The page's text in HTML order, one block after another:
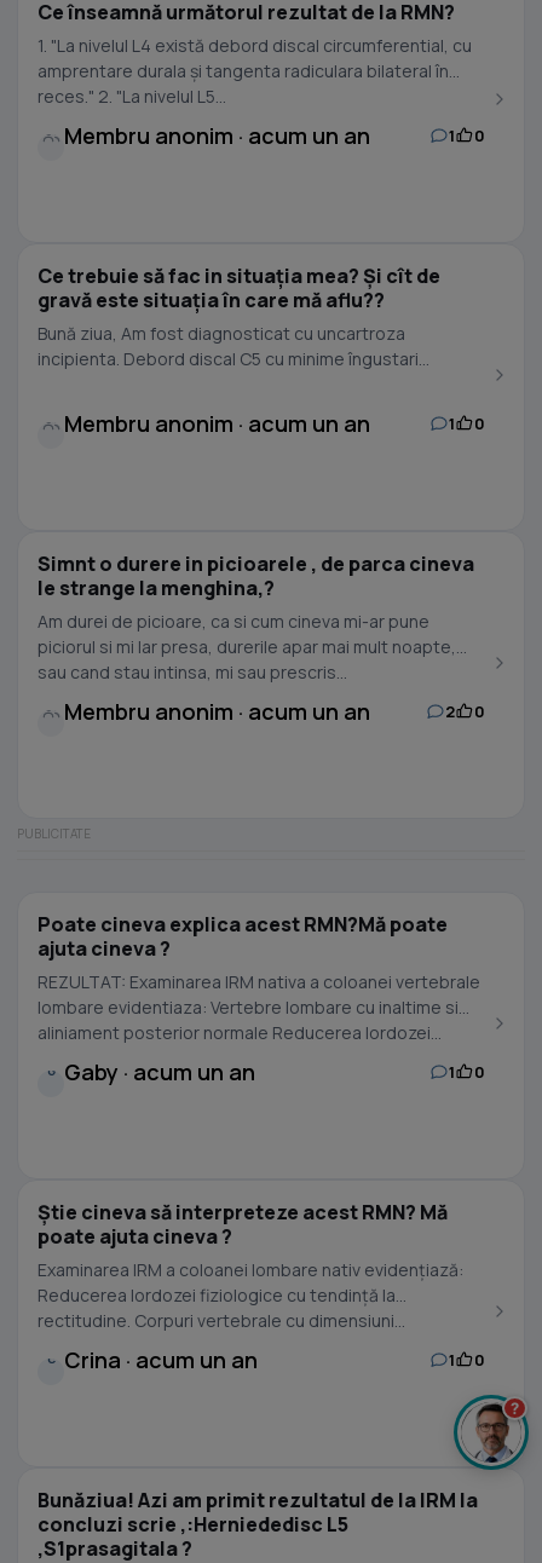
Ce înseamnă următorul rezultat de la RMN?
1. "La nivelul L4 există debord discal circumferential, cu
amprentare durala și tangenta radiculara bilateral în
reces." 2. "La nivelul L5...
Membru anonim · acum un an 1 0
Ce trebuie să fac in situația mea? Și cît de
gravă este situația în care mă aflu??
Bună ziua, Am fost diagnosticat cu uncartroza
incipienta. Debord discal C5 cu minime îngustari...
Membru anonim · acum un an 1 0
Simnt o durere in picioarele , de parca cineva
le strange la menghina,?
Am durei de picioare, ca si cum cineva mi-ar pune
piciorul si mi lar presa, durerile apar mai mult noapte,
sau cand stau intinsa, mi sau prescris...
Membru anonim · acum un an 2 0
Poate cineva explica acest RMN?Mă poate
ajuta cineva ?
REZULTAT: Examinarea IRM nativa a coloanei vertebrale
lombare evidentiaza: Vertebre lombare cu inaltime si
aliniament posterior normale Reducerea lordozei...
G Gaby · acum un an 1 0
Știe cineva să interpreteze acest RMN? Mă
poate ajuta cineva ?
Examinarea IRM a coloanei lombare nativ evidenţiază:
Reducerea lordozei fiziologice cu tendinţă la
rectitudine. Corpuri vertebrale cu dimensiuni...
C Crina · acum un an 1 0
Bunăziua! Azi am primit rezultatul de la IRM la
concluzi scrie ,:Herniededisc L5
,S1prasagitala ?
?